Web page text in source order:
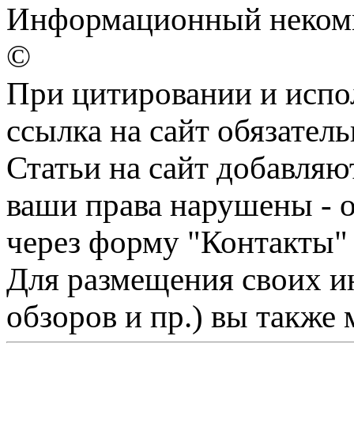
Информационный
©
При цитировании и
ссылка на сайт
Статьи на сайт
ваши права нарушены -
через форму "Контакты"
Для размещения своих
обзоров и пр.) вы также